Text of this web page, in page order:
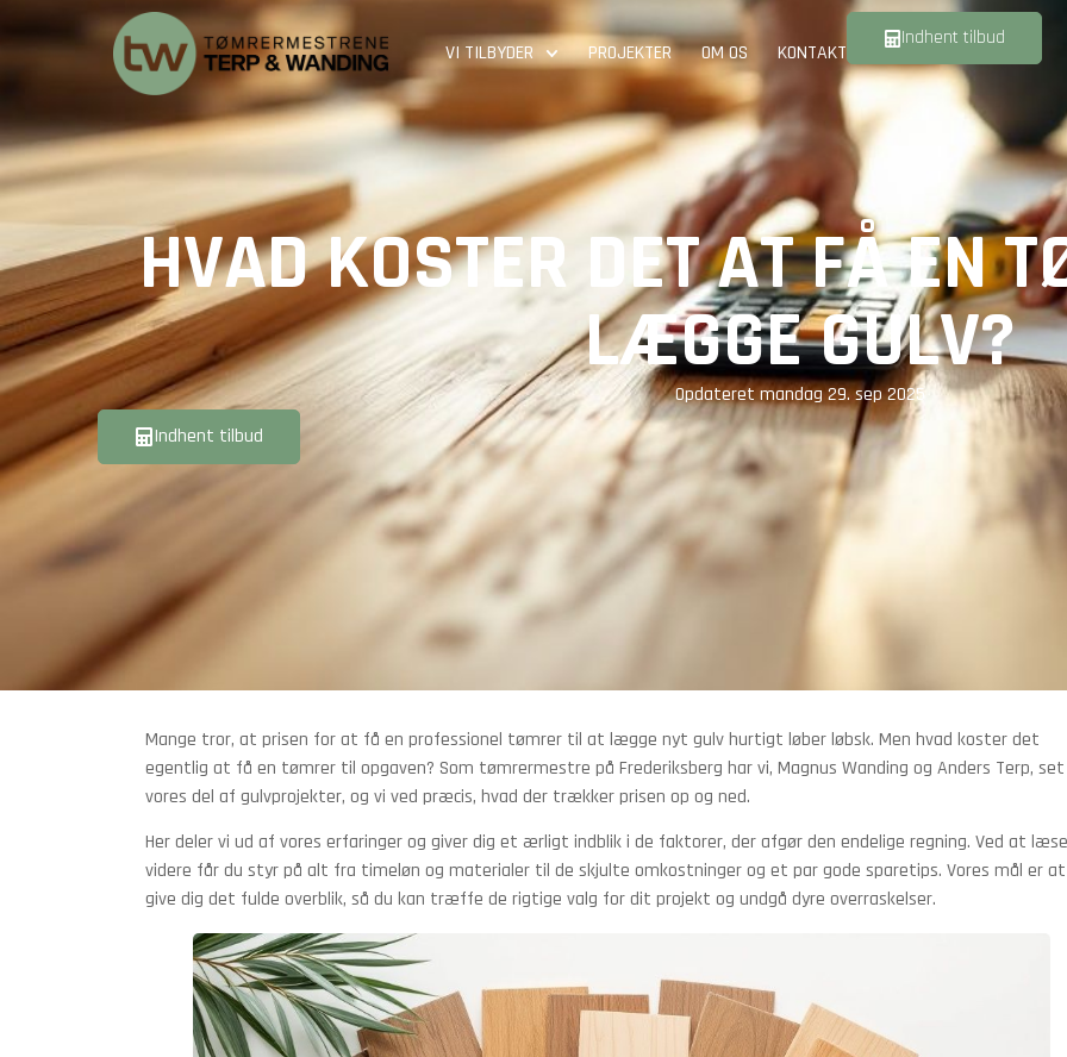
VI TILBYDER PROJEKTER OM OS KONTAKT
Indhent tilbud
HVAD KOSTER DET AT FÅ EN
LÆGGE GULV?
Opdateretmandag 29. sep 2025
Indhent tilbud
Mange tror, at prisen for at få en professionel tømrer til at lægge nyt gulv hurtigt løber løbsk. Men hvad koster det
egentlig at få en tømrer til opgaven? Som tømrermestre på Frederiksberg har vi, Magnus Wanding og Anders Terp, set
vores del af gulvprojekter, og vi ved præcis, hvad der trækker prisen op og ned.
Her deler vi ud af vores erfaringer og giver dig et ærligt indblik i de faktorer, der afgør den endelige regning. Ved at læse
videre får du styr på alt fra timeløn og materialer til de skjulte omkostninger og et par gode sparetips. Vores mål er at
give dig det fulde overblik, så du kan træffe de rigtige valg for dit projekt og undgå dyre overraskelser.